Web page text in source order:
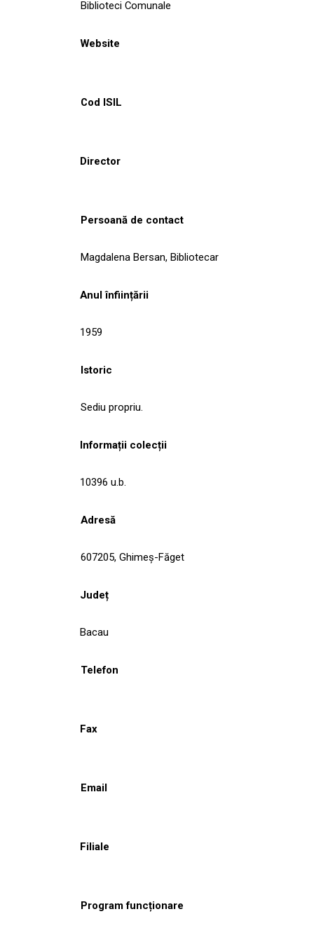
Biblioteci Comunale
Website
Cod ISIL
Director
Persoană de contact
Magdalena Bersan, Bibliotecar
Anul înființării
1959
Istoric
Sediu propriu.
Informații colecții
10396 u.b.
Adresă
607205, Ghimeş-Făget
Județ
Bacau
Telefon
Fax
Email
Filiale
Program funcționare